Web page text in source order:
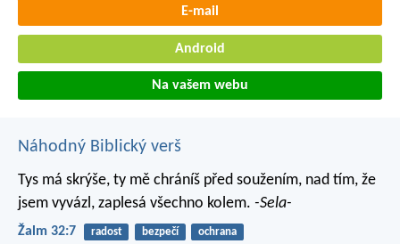
E-mail
Android
Na vašem webu
Náhodný Biblický verš
Tys má skrýše, ty mě chráníš před soužením, nad tím, že
jsem vyvázl, zaplesá všechno kolem. -Sela-
Žalm 32:7 radost bezpečí ochrana